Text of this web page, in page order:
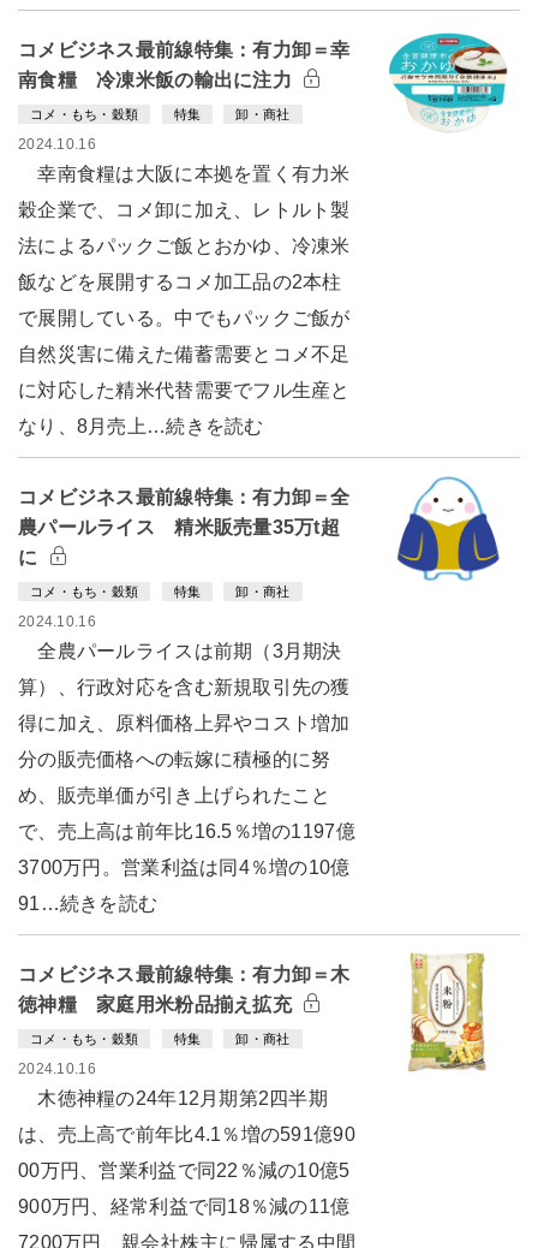
コメビジネス最前線特集：有力卸＝幸
南食糧 冷凍米飯の輸出に注力
コメ・もち・穀類 特集 卸・商社
2024.10.16
幸南食糧は大阪に本拠を置く有力米
穀企業で、コメ卸に加え、レトルト製
法によるパックご飯とおかゆ、冷凍米
飯などを展開するコメ加工品の2本柱
で展開している。中でもパックご飯が
自然災害に備えた備蓄需要とコメ不足
に対応した精米代替需要でフル生産と
なり、8月売上…続きを読む
コメビジネス最前線特集：有力卸＝全
農パールライス 精米販売量35万t超
に
コメ・もち・穀類 特集 卸・商社
2024.10.16
全農パールライスは前期（3月期決
算）、行政対応を含む新規取引先の獲
得に加え、原料価格上昇やコスト増加
分の販売価格への転嫁に積極的に努
め、販売単価が引き上げられたこと
で、売上高は前年比16.5％増の1197億
3700万円。営業利益は同4％増の10億
91…続きを読む
コメビジネス最前線特集：有力卸＝木
徳神糧 家庭用米粉品揃え拡充
コメ・もち・穀類 特集 卸・商社
2024.10.16
木徳神糧の24年12月期第2四半期
は、売上高で前年比4.1％増の591億90
00万円、営業利益で同22％減の10億5
900万円、経常利益で同18％減の11億
7200万円、親会社株主に帰属する中間